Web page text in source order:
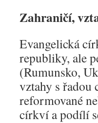
Zahraničí,
Evangelická
republiky, ale
(Rumunsko,
vztahy s
reformované
církví a podílí